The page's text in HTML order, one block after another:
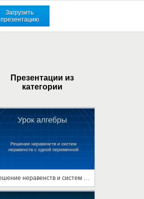
Загрузить
презентацию
Презентации из
категории
Решение неравенств и систем неравенств с одной переменной